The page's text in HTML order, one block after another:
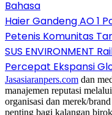
Bahasa
Haier Gandeng AO 1
Petenis Komunitas
SUS ENVIRONMENT
Percepat Ekspansi
Jasasiaranpers.com dan
manajemen reputasi
organisasi dan merek/
penting bagi kalangan